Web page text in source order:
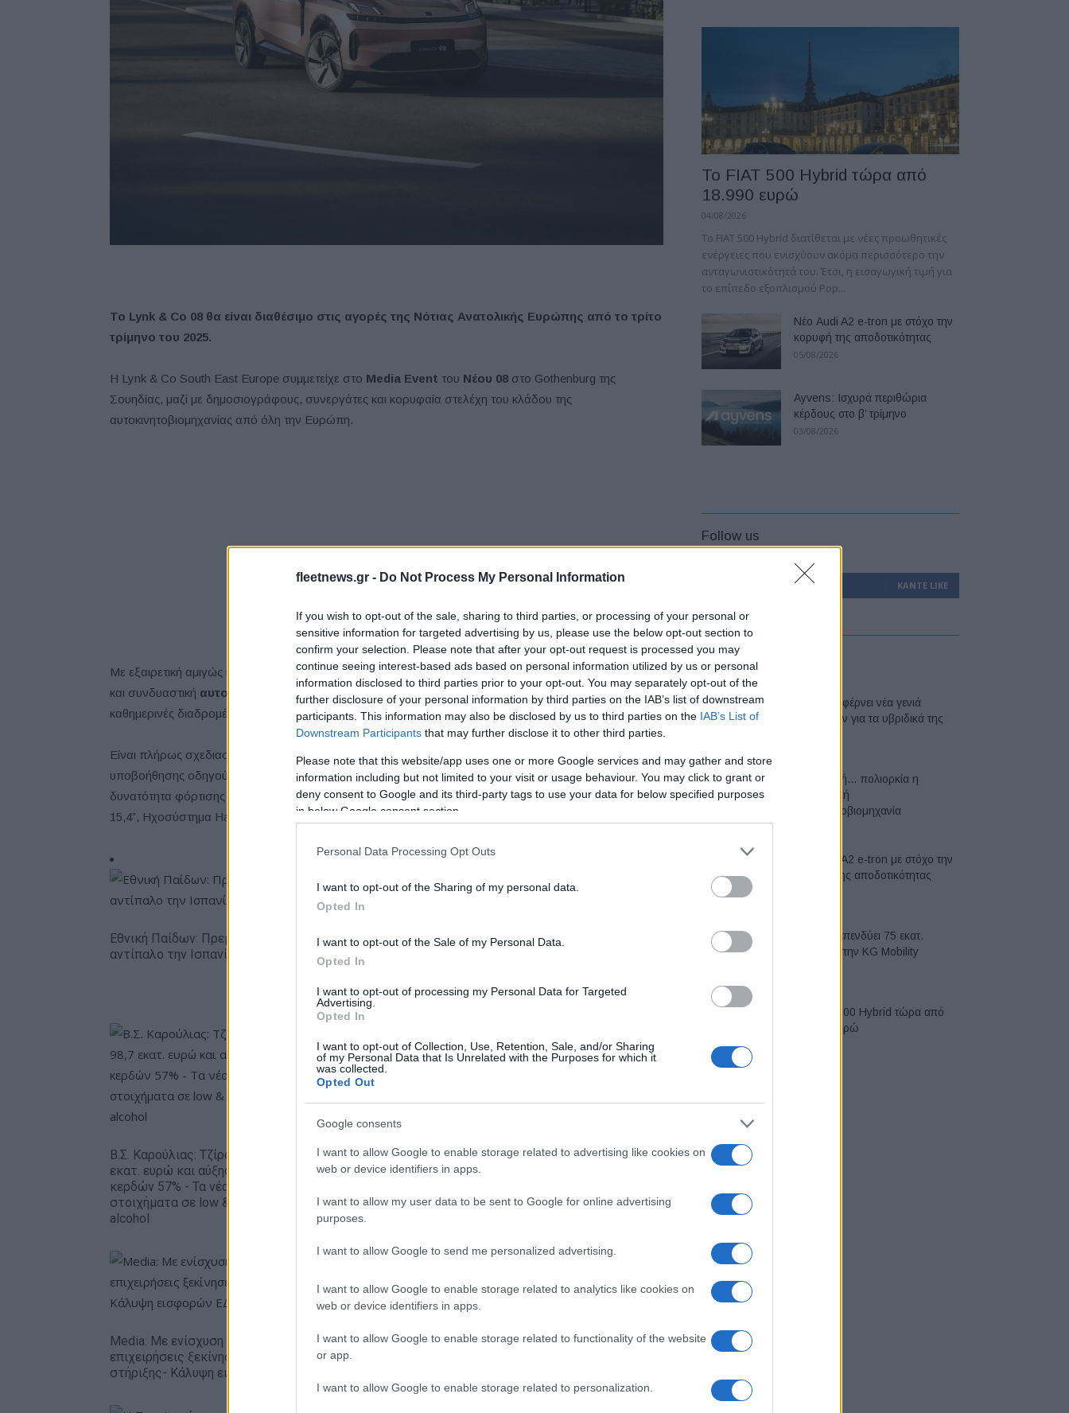
fleetnews.gr - Do Not Process My Personal Information
If you wish to opt-out of the sale, sharing to third parties, or processing of your personal or
sensitive information for targeted advertising by us, please use the below opt-out section to
confirm your selection. Please note that after your opt-out request is processed you may
continue seeing interest-based ads based on personal information utilized by us or personal
information disclosed to third parties prior to your opt-out. You may separately opt-out of the
further disclosure of your personal information by third parties on the IAB’s list of downstream
participants. This information may also be disclosed by us to third parties on the IAB’s List of
Downstream Participants that may further disclose it to other third parties.
Please note that this website/app uses one or more Google services and may gather and store
information including but not limited to your visit or usage behaviour. You may click to grant or
deny consent to Google and its third-party tags to use your data for below specified purposes
in below Google consent section.
Personal Data Processing Opt Outs
I want to opt-out of the Sharing of my personal data.
Opted In
I want to opt-out of the Sale of my Personal Data.
Opted In
I want to opt-out of processing my Personal Data for Targeted
Advertising.
Opted In
I want to opt-out of Collection, Use, Retention, Sale, and/or Sharing
of my Personal Data that Is Unrelated with the Purposes for which it
was collected.
Opted Out
Google consents
I want to allow Google to enable storage related to advertising like cookies on
web or device identifiers in apps.
I want to allow my user data to be sent to Google for online advertising
purposes.
I want to allow Google to send me personalized advertising.
I want to allow Google to enable storage related to analytics like cookies on
web or device identifiers in apps.
I want to allow Google to enable storage related to functionality of the website
or app.
I want to allow Google to enable storage related to personalization.
Το Lynk & Co 08 θα είναι διαθέσιμο στις αγορές της Νότιας Ανατολικής Ευρώπης από το τρίτο
τρίμηνο του 2025.
Η Lynk & Co South East Europe συμμετείχε στο Media Event του Νέου 08 στο Gothenburg της
Σουηδίας, μαζί με δημοσιογράφους, συνεργάτες και κορυφαία στελέχη του κλάδου της
αυτοκινητοβιομηχανίας από όλη την Ευρώπη.
Με εξαιρετική αμιγώς ηλεκτρική αυτονομία έως 200 χλμ, το 08 είναι το πρώτο στην ευρωπαϊκή αγορά,
και συνδυαστική αυτονομία πάνω από 1.000 χλμ., προσφέρει πραγματική ελευθερία
για
καθημερινές διαδρομές και περιπέτειες μεγάλων αποστάσεων.
Είναι πλήρως σχεδιασμένο με χαρακτηριστικά επόμενης γενιάς, όπως: 21 προηγμένα συστήματα
υποβοήθησης οδηγού, για κορυφαία ασφάλεια, 11 kW AC φόρτιση και 85 kW ταχυφόρτιση DC, με
δυνατότητα φόρτισης από 10% έως 80% σε μόλις 33 λεπτά, Οθόνη οδηγού 12,3”, Κεντρική οθόνη αφής
15,4”, Ηχοσύστημα Harman Kardon με 23 ηχεία, Πανοραμική ηλιοροφή, Intelligent voice control.
Εθνική Παίδων: Πρεμιέρα στο Ευρωπαϊκό με
αντίπαλο την Ισπανία (live stream)
(live stream)
Β.Σ. Καρούλιας: Τζίρος 98,7
εκατ. ευρώ και αύξηση
κερδών 57% - Τα νέα
στοιχήματα σε low & non
alcohol
Metlen: Ρεκόρ EBITDA στο α'
εξάμηνο, στα 550 εκατ. ευρώ
– Καθαρά κέρδη 313 εκατ.
Χρηματοδότηση 8 εκατ.
πενταετές πρόγραμμα
Media: Με ενίσχυση 8 εκατ. ευρώ σε 451
επιχειρήσεις ξεκίνησε το πρόγραμμα
στήριξης- Κάλυψη εισφορών ΕΔΟΕΑΠ
IAB Hellas: Νέα Διοικούσα Επιτροπή και νέο
Το FIAT 500 Hybrid τώρα από
18.990 ευρώ
04/08/2026
Το FIAT 500 Hybrid διατίθεται με νέες προωθητικές
ενέργειες που ενισχύουν ακόμα περισσότερο την
ανταγωνιστικότητά του. Έτσι, η εισαγωγική τιμή για
το επίπεδο εξοπλισμού Pop...
Νέο Audi A2 e-tron με στόχο την
κορυφή της αποδοτικότητας
05/08/2026
Ayvens: Iσχυρά περιθώρια
κέρδους στο β’ τρίμηνο
03/08/2026
Follow us
Υποστηρικτές ΚΆΝΤΕ LIKE
Latest
Η Toyota φέρνει νέα γενιά
μπαταριών για τα υβριδικά της
Σε κινεζική… πολιορκία η
ευρωπαϊκή
αυτοκινητοβιομηχανία
Νέο Audi A2 e-tron με στόχο την
κορυφή της αποδοτικότητας
Η Chery επενδύει 75 εκατ.
δολάρια στην KG Mobility
Το FIAT 500 Hybrid τώρα από
18.990 ευρώ